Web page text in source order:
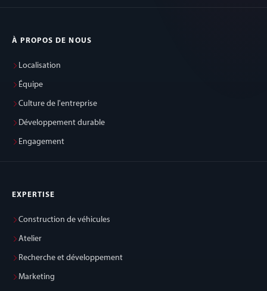
À PROPOS DE NOUS
Localisation
Équipe
Culture de l'entreprise
Développement durable
Engagement
EXPERTISE
Construction de véhicules
Atelier
Recherche et développement
Marketing